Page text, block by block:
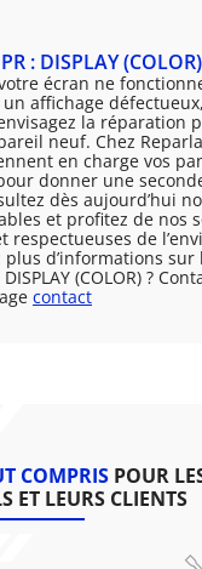
: DISPLAY (COLOR)
écran ne
affichage
la réparation
neuf. Chez
en charge vos
donner une
dès aujourd’hui
et profitez de nos
respectueuses de
plus d’informations sur
(COLOR) ?
contact
COMPRIS POUR
ET LEURS CLIENTS